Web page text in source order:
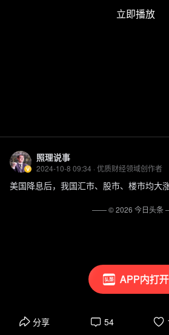
APP内打开
照理说事
2024-10-8 09:34 · 优质财经领域创作者
美国降息后，我国汇市、股市、楼市均大
分享 54
—— ©2026 今日头条